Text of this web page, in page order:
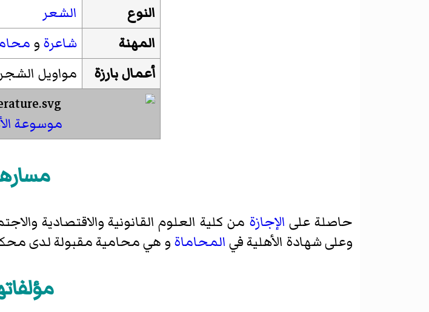
النوع
الشعر
المهنة
شاعرة و
أعمال بارزة
مواويل الشجن
موسوعة
حاصلة على الإجازة من كلية العلوم القانونية والاقتصادية
وعلى شهادة الأهلية في المحاماة و هي محامية مقبولة لدى